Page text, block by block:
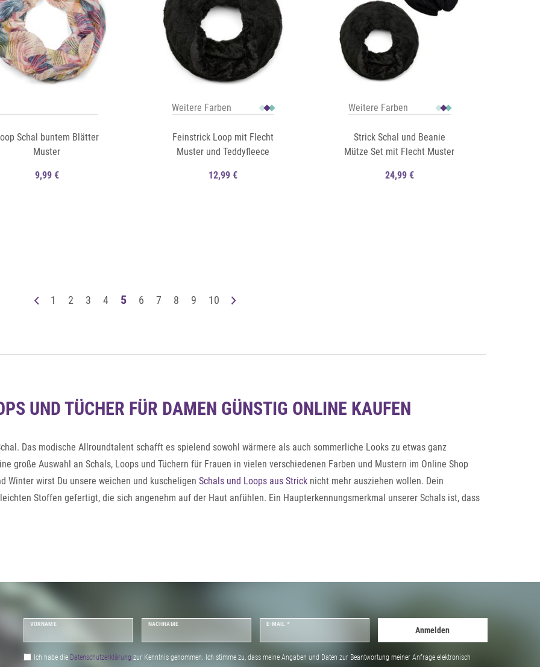
Schal buntem Blätter
Muster
9,99 €
Weitere Farben
Feinstrick Loop mit Flecht
Muster und Teddyfleece
12,99 €
Weitere Farben
Strick Schal und Beanie
Mütze Set mit Flecht Muster
24,99 €
1 2 3 4 5 6 7 8 9 10
UND TÜCHER FÜR DAMEN GÜNSTIG ONLINE KAUFEN
Das modische Allroundtalent schafft es spielend sowohl wärmere als auch sommerliche Looks zu etwas ganz
große Auswahl an Schals, Loops und Tüchern für Frauen in vielen verschiedenen Farben und Mustern im Online Shop
Winter wirst Du unsere weichen und kuscheligen Schals und Loops aus Strick nicht mehr ausziehen wollen. Dein
Stoffen gefertigt, die sich angenehm auf der Haut anfühlen. Ein Haupterkennungsmerkmal unserer Schals ist, dass
sind, besonders zusammen mit zeitlosen Basics.
VORNAME NACHNAME E-MAIL *
Anmelden
Ich habe die Daten­schutz­erklärung zur Kenntnis genommen. Ich stimme zu, dass meine Angaben und Daten zur Beantwortung meiner Anfrage elektronisch